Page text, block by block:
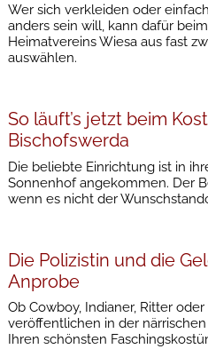
Wer sich verkleiden oder
anders sein will, kann dafür
Heimatvereins Wiesa aus fast
auswählen.
So läuft’s jetzt beim
Bischofswerda
Die beliebte Einrichtung ist in
Sonnenhof angekommen. Der
wenn es nicht der
Die Polizistin und die
Anprobe
Ob Cowboy, Indianer, Ritter
veröffentlichen in der
Ihren schönsten